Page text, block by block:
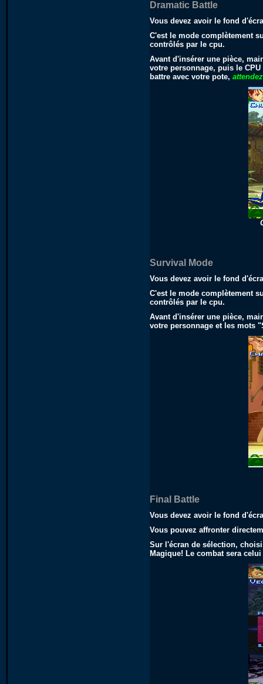
Dramatic Battle
Vous devez avoir le fond
C'est le mode complètement
contrôlés par le cpu.
Avant d'insérer une pièce,
votre personnage, puis le
battre avec votre pote,attendez
Survival Mode
Vous devez avoir le fond
C'est le mode complètement
contrôlés par le cpu.
Avant d'insérer une pièce,
votre personnage et les mots
Final Battle
Vous devez avoir le fond
Vous pouvez affronter
Sur l'écran de sélection,
Magique! Le combat sera